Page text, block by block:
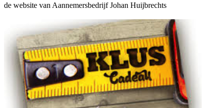
de website van Aannemersbedrijf Johan Huijbrechts